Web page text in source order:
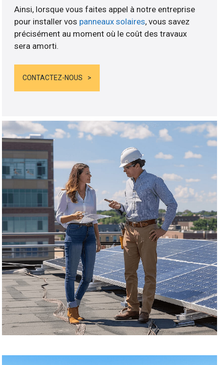
Ainsi, lorsque vous faites appel à notre entreprise
pour installer vos panneaux solaires, vous savez
précisément au moment où le coût des travaux
sera amorti.
CONTACTEZ-NOUS